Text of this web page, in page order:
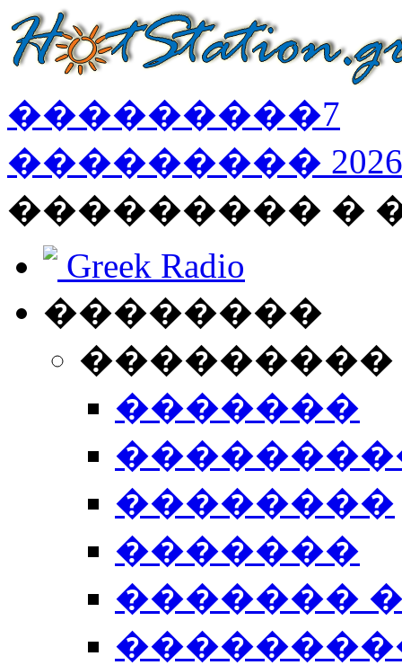
���������7
��������� 2026
��������� �
Greek Radio
��������
�������
��������
�������
�������